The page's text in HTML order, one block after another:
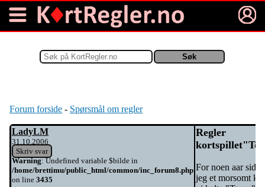
Warning
: Undefined array key 2 in
/home/brettimu/public_html/kortspill/index.php
Forum forside - Spørsmål om regler
LadyLM
31.10.2006
Skriv svar
Warning: Undefined variable $bilde in
/home/brettimu/public_html/common/inc_forum8.php
on line 3435
Regler
For noen aar
jeg et morsomt